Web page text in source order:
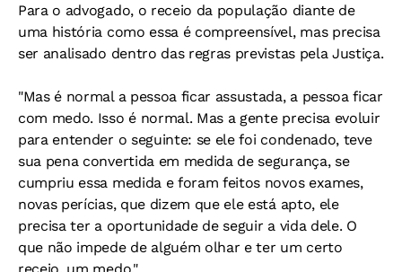
Para o advogado, o receio da população diante de
uma história como essa é compreensível, mas precisa
ser analisado dentro das regras previstas pela Justiça.
"Mas é normal a pessoa ficar assustada, a pessoa ficar
com medo. Isso é normal. Mas a gente precisa evoluir
para entender o seguinte: se ele foi condenado, teve
sua pena convertida em medida de segurança, se
cumpriu essa medida e foram feitos novos exames,
novas perícias, que dizem que ele está apto, ele
precisa ter a oportunidade de seguir a vida dele. O
que não impede de alguém olhar e ter um certo